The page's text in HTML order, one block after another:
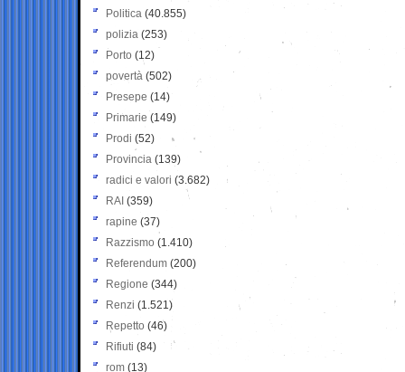
Politica (40.855)
polizia (253)
Porto (12)
povertà (502)
Presepe (14)
Primarie (149)
Prodi (52)
Provincia (139)
radici e valori (3.682)
RAI (359)
rapine (37)
Razzismo (1.410)
Referendum (200)
Regione (344)
Renzi (1.521)
Repetto (46)
Rifiuti (84)
rom (13)